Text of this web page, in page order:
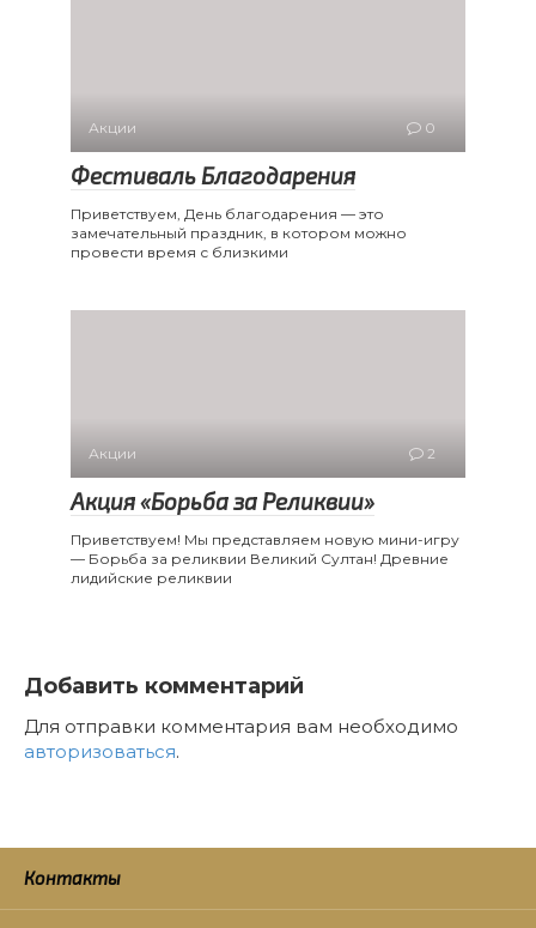
Акции 0
Фестиваль Благодарения
Приветствуем, День благодарения — это
замечательный праздник, в котором можно
провести время с близкими
Акции 2
Акция «Борьба за Реликвии»
Приветствуем! Мы представляем новую мини-игру
— Борьба за реликвии Великий Султан! Древние
лидийские реликвии
Добавить комментарий
Для отправки комментария вам необходимо
авторизоваться.
Контакты